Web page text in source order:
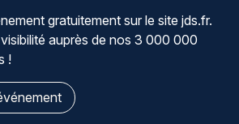
gratuitement sur le site jds.fr.
auprès de nos 3 000 000
!